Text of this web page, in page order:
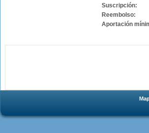
Suscripción:
Reembolso:
Aportación